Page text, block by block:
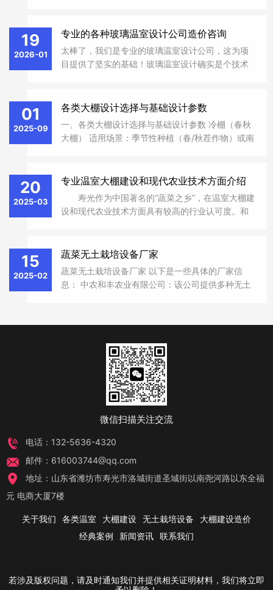
19
2026-01
专业的各种玻璃温室设计公司造价咨询
太棒了，我们是专业的玻璃温室设计公司，这为项
目提供了坚实的基础！玻璃温室设计确实是个技术
(Venlo Type)‌：经典多脊连栋结构，透光率高、抗
01
2025-09
各类大棚设计选择与基础设计参数
一、各类大棚设计选择与基础设计参数 冷棚（春秋
大棚） 适用场景：季节性种植（春/秋茬作物）或南
米（确保排水坡度≥15°） 材料：32MM镀锌钢管骨
架+防滴露PO膜 日...
20
2025-03
专业温室大棚建设和现代农业技术方面介绍
寿光作为中国著名的“蔬菜之乡”，在温室大棚建
设和现代农业技术方面具有较高的行业认可度。‌和
室、智能玻璃温室等），...
15
2025-02
蔬菜无土栽培设备厂家
‌蔬菜无土栽培设备厂家 以下是一些具体的厂家信
息： 中农和丰农业有限公司‌：该公司提供多种无土
顶等多种场景‌2。 ‌中农和丰农业有限公司：主营产
微信扫描关注交流
电话：132-5636-4320
邮件：616003744@qq.com
地址：山东省潍坊市寿光市洛城街道圣城街以南尧河路以东全福
元 电商大厦7楼
关于我们 各类温室 大棚建设 无土栽培设备
大棚建设造价
经典案例
新闻资讯 联系我们
若涉及版权问题，请及时通知我们并提供相关证明材料，我们将立即